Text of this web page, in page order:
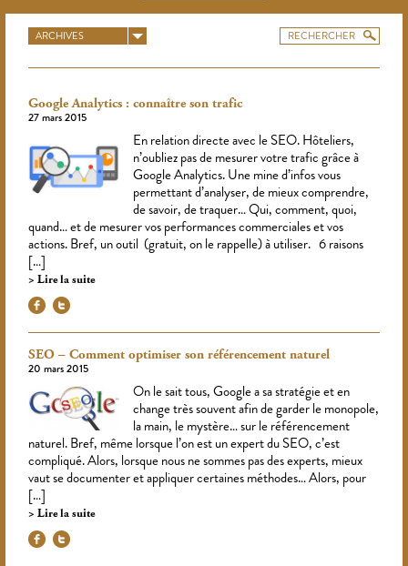
ARCHIVES
Google Analytics : connaître son trafic
27 mars 2015
En relation directe avec le SEO. Hôteliers,
n’oubliez pas de mesurer votre trafic grâce à
Google Analytics. Une mine d’infos vous
permettant d’analyser, de mieux comprendre,
de savoir, de traquer… Qui, comment, quoi,
quand… et de mesurer vos performances commerciales et vos
actions. Bref, un outil (gratuit, on le rappelle) à utiliser. 6 raisons
[…]
Lire la suite
SEO – Comment optimiser son référencement naturel
20 mars 2015
On le sait tous, Google a sa stratégie et en
change très souvent afin de garder le monopole,
la main, le mystère… sur le référencement
naturel. Bref, même lorsque l’on est un expert du SEO, c’est
compliqué. Alors, lorsque nous ne sommes pas des experts, mieux
vaut se documenter et appliquer certaines méthodes… Alors, pour
[…]
Lire la suite